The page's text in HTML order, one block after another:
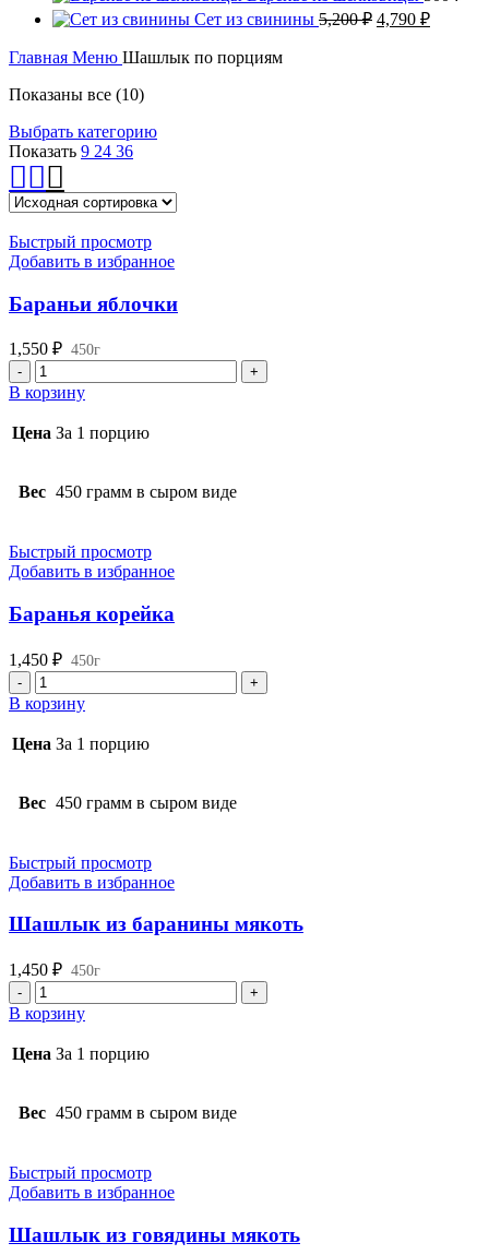
Сет из свинины 5,200₽ 4,790 ₽
Главная Меню Шашлык по порциям
Показаны все (10)
Выбрать категорию
Показать 9 24 36
Быстрый просмотр
Добавить в избранное
Бараньи яблочки
1,550 ₽ 450г
Количество
товара
Бараньи
яблочки
В корзину
Цена За 1 порцию
Вес 450 грамм в сыром виде
Быстрый просмотр
Добавить в избранное
⁠Баранья корейка
1,450 ₽ 450г
Количество
товара
⁠Баранья
корейка
В корзину
Цена За 1 порцию
Вес 450 грамм в сыром виде
Быстрый просмотр
Добавить в избранное
Шашлык из баранины мякоть
1,450 ₽ 450г
Количество
товара
Шашлык
из
В корзину
Цена За 1 порцию
Вес 450 грамм в сыром виде
Быстрый просмотр
Добавить в избранное
Шашлык из говядины мякоть